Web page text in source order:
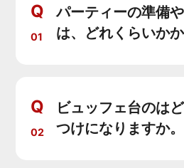
Q
01
パーティーの準備
は、どれくらいか
Q
02
ビュッフェ台のは
つけになりますか。